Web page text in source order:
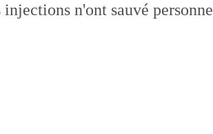
n'ont sauvé personne